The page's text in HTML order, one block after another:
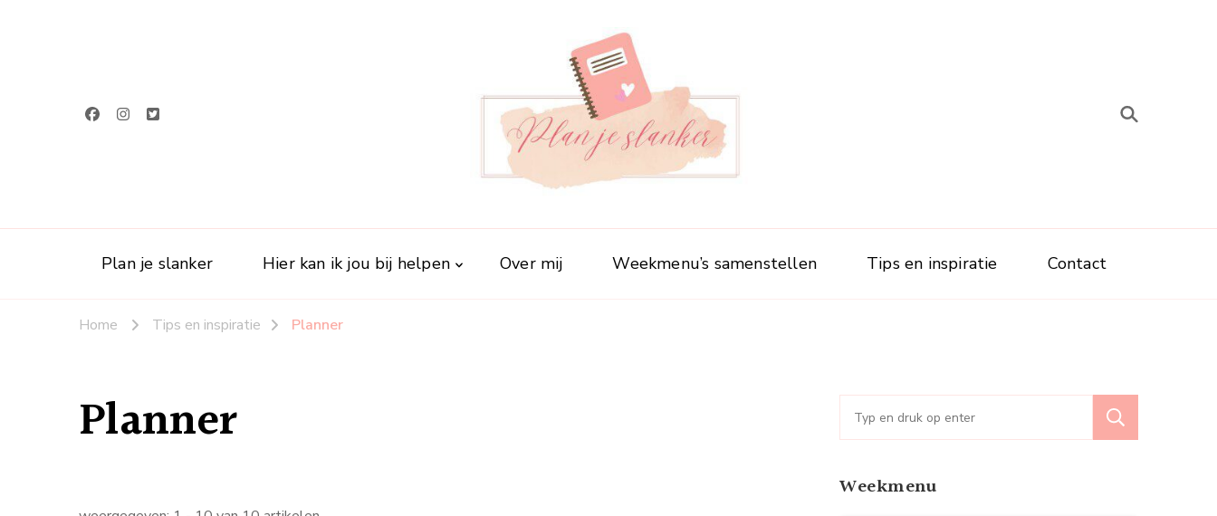
Plan je slanker
Plan je slanker Hier kan ik jou bij helpen Over mij Weekmenu’s samenstellen Tips en inspiratie Contact
Home Tips en inspiratie Planner
Planner
Zoeken
naar:
Weekmenu